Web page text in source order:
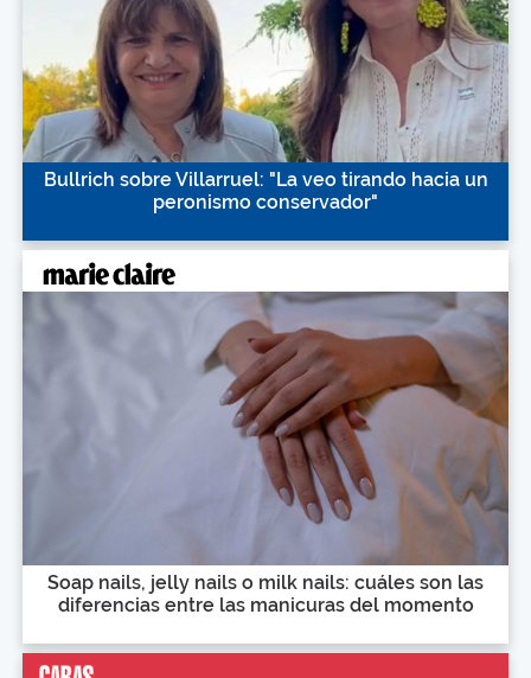
Bullrich sobre Villarruel: "La veo tirando hacia un
peronismo conservador"
Soap nails, jelly nails o milk nails: cuáles son las
diferencias entre las manicuras del momento